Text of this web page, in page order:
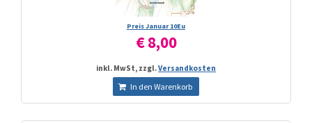
Preis Januar 10Eu
€ 8,00
inkl. MwSt, zzgl.Versandkosten
In den Warenkorb